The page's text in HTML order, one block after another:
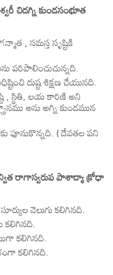
చిదగ్ని కుండసంభూత
, సమస్త సృష్టికి
పరిపాలించుచున్నది.
దుష్ట శిక్షణ చేయునది.
, స్థితి, లయ కారిణి అని
అను అగ్ని కుండమున
పూనుకొన్నది. ( దేవతల పని
రాగాస్వరుప పాశాడ్యా క్రోధా
వెలుగు కలిగినది.
కలిగినది.
కలిగినది.
కలిగినది.